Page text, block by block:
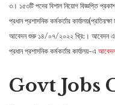
৩। ১৫৩টি পদের বিশাল নিয়োগ বিজ্ঞপ্তি প্রকাশ
প্রধান প্রশাসনিক কর্মকর্তার
আবেদন শুরু ১৪/০৭/২০২২ খ্রি:। আবেদন
প্রধান প্রশাসনিক কর্মকর্তার কার্যালয়-এ
Govt Jobs